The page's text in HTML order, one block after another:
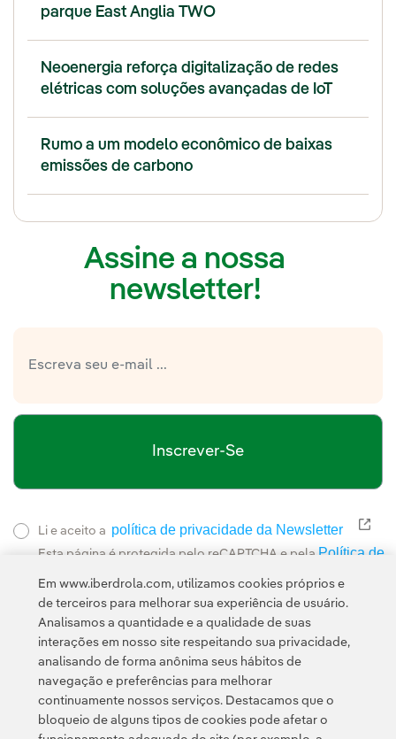
parque East Anglia TWO
Neoenergia reforça digitalização de redes
elétricas com soluções avançadas de IoT
Rumo a um modelo econômico de baixas
emissões de carbono
Assine a nossa
newsletter!
Inscrever-Se
Li e aceito a política de privacidade da Newsletter Link
Esta página é protegida pelo reCAPTCHA e pela Política de
e pela
Contato Clientes Política de Privacidade Informação legal
Transparência no uso da IA Política de cookies Configuração de cookies
Em www.iberdrola.com, utilizamos cookies próprios e
de terceiros para melhorar sua experiência de usuário.
Analisamos a quantidade e a qualidade de suas
interações em nosso site respeitando sua privacidade,
analisando de forma anônima seus hábitos de
navegação e preferências para melhorar
continuamente nossos serviços. Destacamos que o
bloqueio de alguns tipos de cookies pode afetar o